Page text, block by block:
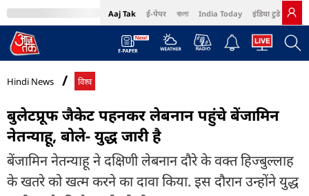
Aaj Tak ई-पेपर বাংলা India Today इंडिया टुडे हिंदी
MumbaiTak Cosmopolitan Harper's Bazaar Northeast
Hindi News विश्व
बुलेटप्रूफ जैकेट पहनकर लेबनान पहुंचे बेंजामिन
नेतन्याहू, बोले- युद्ध जारी है
बेंजामिन नेतन्याहू ने दक्षिणी लेबनान दौरे के वक्त हिज्बुल्लाह
के खतरे को खत्म करने का दावा किया. इस दौरान उन्होंने युद्ध